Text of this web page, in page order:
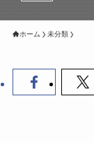
ホーム 未分類